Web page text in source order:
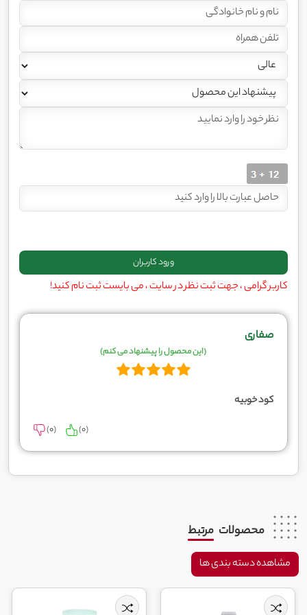
کاربر گرامی ، جهت ثبت نظر در سایت ، می بایست ثبت نام کنید!
صفاری
(این محصول را پیشنهاد می کنم)
کود خوبیه
(
0
) (
0
)
محصولات مرتبط
مشاهده دسته بندی ها